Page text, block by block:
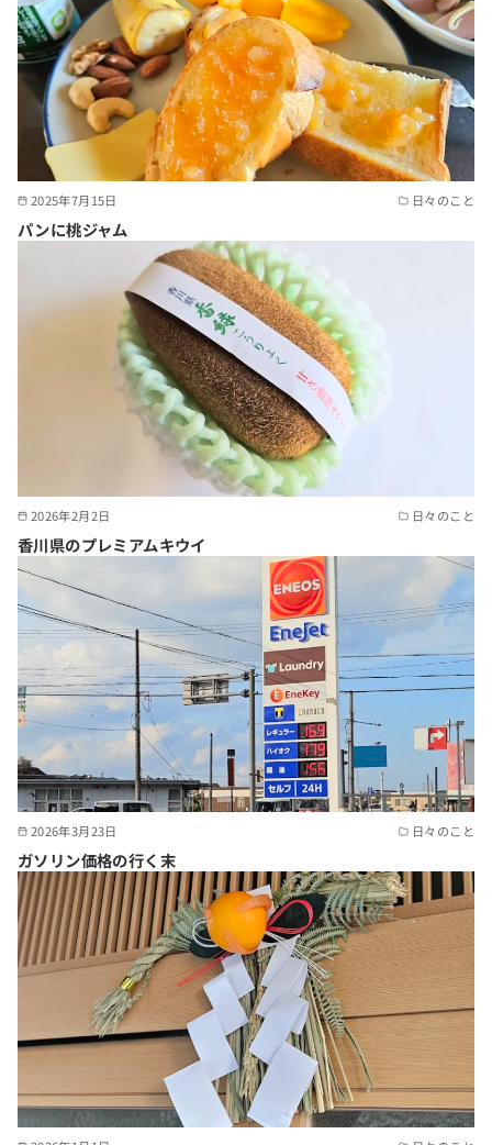
2025年7月15日 日々のこと
パンに桃ジャム
2026年2月2日 日々のこと
香川県のプレミアムキウイ
2026年3月23日 日々のこと
ガソリン価格の行く末